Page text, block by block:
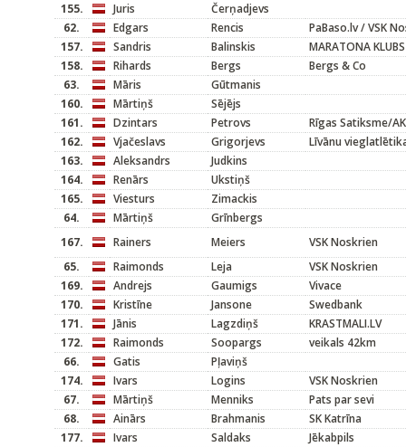
155. Juris
Čerņadjevs
62.
Edgars Rencis
PaBaso.lv / VSK
157.
Sandris Balinskis
MARATONA KLUBS
158.
Rihards Bergs
Bergs & Co
63.
Māris
Gūtmanis
160.
Mārtiņš
Sējējs
161.
Dzintars Petrovs
Rīgas Satiksme/
162.
Vjačeslavs Grigorjevs
Līvānu
163.
Aleksandrs
Judkins
164.
Renārs
Ukstiņš
165.
Viesturs
Zimackis
64.
Mārtiņš
Grīnbergs
167.
Rainers Meiers
VSK Noskrien
65.
Raimonds Leja
VSK Noskrien
169.
Andrejs Gaumigs
Vivace
170.
Kristīne Jansone
Swedbank
171.
Jānis Lagzdiņš
KRASTMALI.LV
172.
Raimonds Soopargs
veikals 42km
66.
Gatis
Pļaviņš
174.
Ivars Logins
VSK Noskrien
67.
Mārtiņš Menniks
Pats par sevi
68.
Ainārs Brahmanis
SK Katrīna
177.
Ivars Saldaks
Jēkabpils